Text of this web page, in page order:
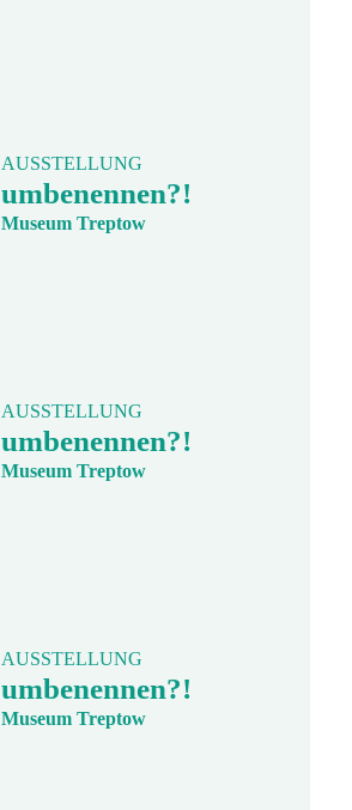
AUSSTELLUNG
umbenennen?!
Museum Treptow
AUSSTELLUNG
umbenennen?!
Museum Treptow
AUSSTELLUNG
umbenennen?!
Museum Treptow